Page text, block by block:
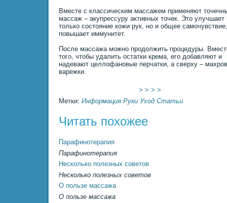
Вместе с классическим массажем пpименяют
массаж – акупрессуру активных точек. Это улучшает
только состояние кожи рук, но и общее самочувствие,
повышает иммунитет.
После массажа можно продолжить процедуры.
того, чтобы удалить остатки крема, его добавляют и
надевают целлофановые перчатки, а сверху –
варежки.
> > > >
Метки: Информация Руки Уход Статьи
Читать похожее
Паpaфинотеpaпия
Паpaфинотеpaпия
Несколько полезных советов
Несколько полезных советов
О пользе массажа
О пользе массажа